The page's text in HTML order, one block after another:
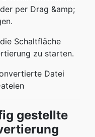
per Drag &amp;
Schaltfläche
zu starten.
Datei
gestellte